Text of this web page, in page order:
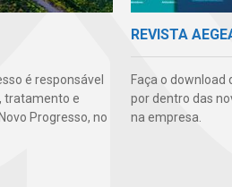
é responsável
tratamento e
Progresso, no
REVISTA
Faça o download
por dentro das
na empresa.